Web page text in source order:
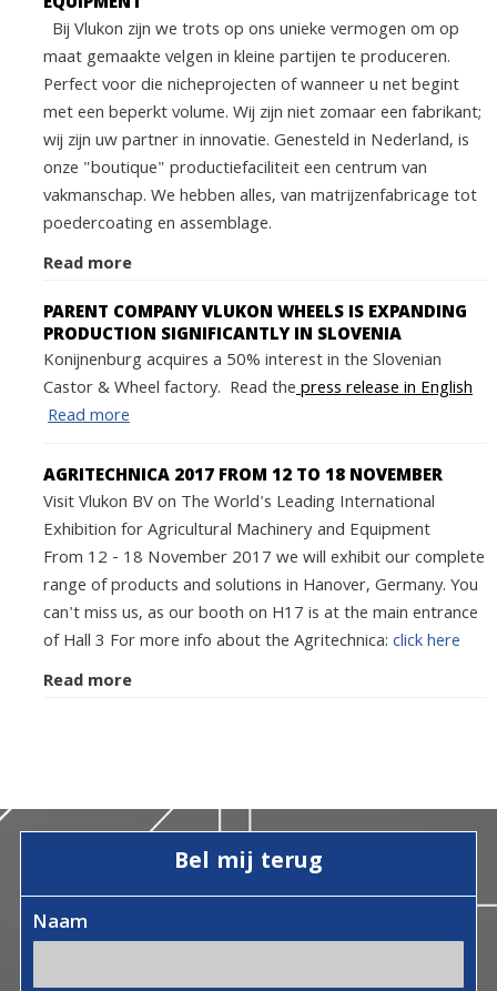
Bij Vlukon zijn we trots op ons unieke vermogen om op
maat gemaakte velgen in kleine partijen te produceren.
Perfect voor die nicheprojecten of wanneer u net begint
met een beperkt volume. Wij zijn niet zomaar een fabrikant;
wij zijn uw partner in innovatie. Genesteld in Nederland, is
onze "boutique" productiefaciliteit een centrum van
vakmanschap. We hebben alles, van matrijzenfabricage tot
poedercoating en assemblage.
Read more
PARENT COMPANY VLUKON WHEELS IS EXPANDING
PRODUCTION SIGNIFICANTLY IN SLOVENIA
Konijnenburg acquires a 50% interest in the Slovenian
Castor & Wheel factory. Read thepress release in English
Read more
AGRITECHNICA 2017 FROM 12 TO 18 NOVEMBER
Visit Vlukon BV on The World's Leading International
Exhibition for Agricultural Machinery and Equipment
From 12 - 18 November 2017 we will exhibit our complete
range of products and solutions in Hanover, Germany. You
can't miss us, as our booth on H17 is at the main entrance
of Hall 3 For more info about the Agritechnica:click here
Read more
Bel mij terug
Naam